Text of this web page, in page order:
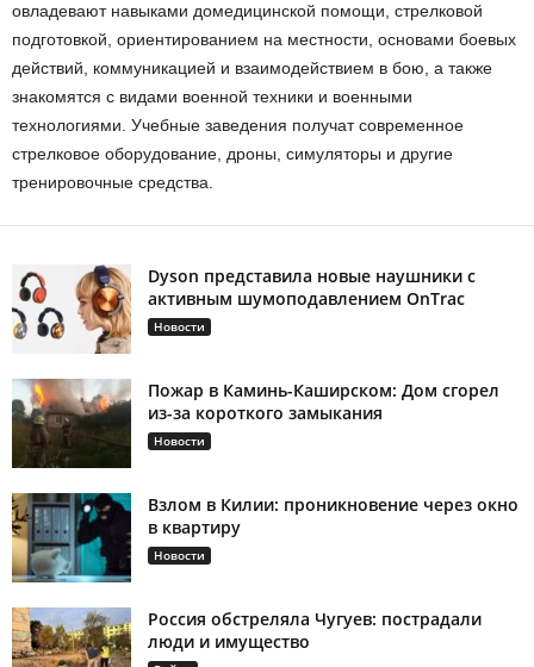
овладевают навыками домедицинской помощи, стрелковой
подготовкой, ориентированием на местности, основами боевых
действий, коммуникацией и взаимодействием в бою, а также
знакомятся с видами военной техники и военными
технологиями. Учебные заведения получат современное
стрелковое оборудование, дроны, симуляторы и другие
тренировочные средства.
Dyson представила новые наушники с
активным шумоподавлением OnTrac
Новости
Пожар в Каминь-Каширском: Дом сгорел
из-за короткого замыкания
Новости
Взлом в Килии: проникновение через окно
в квартиру
Новости
Россия обстреляла Чугуев: пострадали
люди и имущество